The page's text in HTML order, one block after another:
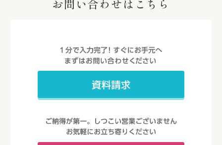
お問い合わせはこちら